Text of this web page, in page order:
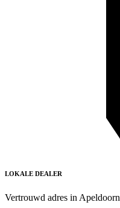
LOKALE DEALER
Vertrouwd adres in Apeldoorn